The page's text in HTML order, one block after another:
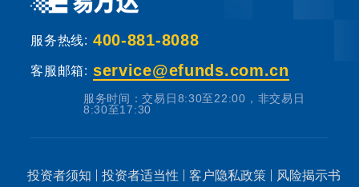
基金销售机构根据法规要求对投资者类别、风
险承受能力和基金的风险等级进行划分，并提
出适当性匹配意见。本基金法律文件中涉及基
金风险特征的表述与基金销售机构对基金的风
险评级可能不一致，您在做出投资决策之前，
书，充分认识本基金的风险收益特征和产品特
服务热线: 400-881-8088
客服邮箱: service@efunds.com.cn
服务时间：交易日8:30至22:00，非交易日
8:30至17:30
投资者须知 投资者适当性 客户隐私政策
风险揭示书